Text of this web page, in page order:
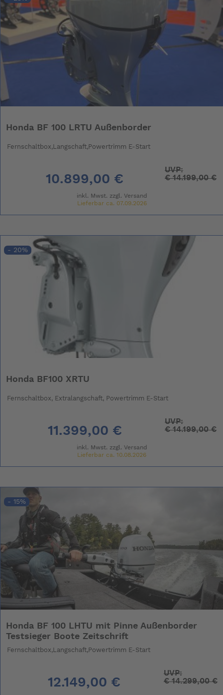
Honda BF 100 LRTU Außenborder
Fernschaltbox,Langschaft,Powertrimm E-Start
10.899,00 €
UVP:
€14.199,00 €
inkl. Mwst. zzgl. Versand
Lieferbar ca. 07.09.2026
- 20%
Honda BF100 XRTU
Fernschaltbox, Extralangschaft, Powertrimm E-Start
11.399,00 €
UVP:
€14.199,00 €
inkl. Mwst. zzgl. Versand
Lieferbar ca. 10.08.2026
- 15%
Honda BF 100 LHTU mit Pinne Außenborder
Testsieger Boote Zeitschrift
Fernschaltbox,Langschaft,Powertrimm E-Start
12.149,00 €
UVP:
€14.299,00 €